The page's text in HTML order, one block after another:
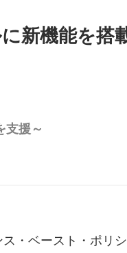
新機能を搭
支援～
・ベースト・ポリシ